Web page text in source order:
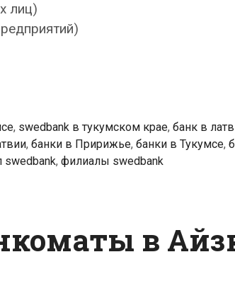
лиц)
, swedbank в тукумском крае, банк в
, банки в Пририжье, банки в Тукумсе,
swedbank, филиалы swedbank
в